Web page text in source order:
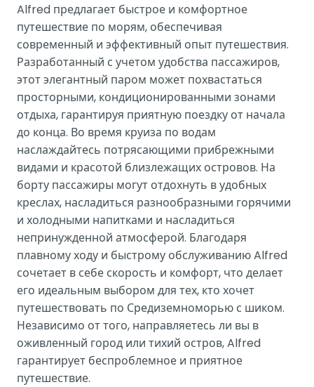
Alfred предлагает быстрое и комфортное
путешествие по морям, обеспечивая
современный и эффективный опыт путешествия.
Разработанный с учетом удобства пассажиров,
этот элегантный паром может похвастаться
просторными, кондиционированными зонами
отдыха, гарантируя приятную поездку от начала
до конца. Во время круиза по водам
наслаждайтесь потрясающими прибрежными
видами и красотой близлежащих островов. На
борту пассажиры могут отдохнуть в удобных
креслах, насладиться разнообразными горячими
и холодными напитками и насладиться
непринужденной атмосферой. Благодаря
плавному ходу и быстрому обслуживанию Alfred
сочетает в себе скорость и комфорт, что делает
его идеальным выбором для тех, кто хочет
путешествовать по Средиземноморью с шиком.
Независимо от того, направляетесь ли вы в
оживленный город или тихий остров, Alfred
гарантирует беспроблемное и приятное
путешествие.